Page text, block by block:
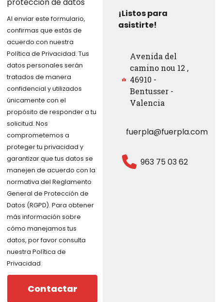
Al enviar este formulario,
confirmas que estás de
acuerdo con nuestra
Política de Privacidad. Tus
datos personales serán
tratados de manera
confidencial y utilizados
únicamente con el
propósito de responder a tu
solicitud. Nos
comprometemos a
proteger tu privacidad y
garantizar que tus datos se
manejen de acuerdo con la
normativa del Reglamento
General de Protección de
Datos (RGPD). Para obtener
más información sobre
cómo manejamos tus
datos, por favor consulta
nuestra Política de
Privacidad
Contactar
¡Listos para
asistirte!
Avenida del
camino nou 12 ,
46910 -
Bentusser -
Valencia
fuerpla@fuerpla.com
963 75 03 62